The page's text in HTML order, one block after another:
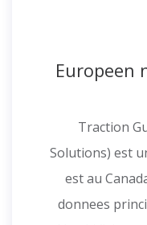
Europeen
Traction
Solutions) est
est au
donnees